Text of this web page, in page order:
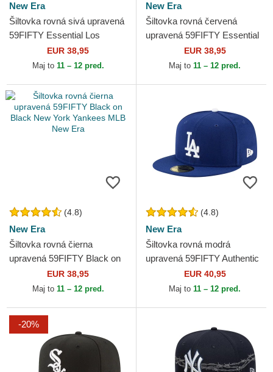
New Era
Šiltovka rovná sivá upravená
59FIFTY Essential Los
Angeles Dodgers MLB New
EUR 38,95
Maj to 11 – 12 pred.
New Era
Šiltovka rovná červená
upravená 59FIFTY Essential
New York Yankees MLB New
EUR 38,95
Maj to 11 – 12 pred.
(4.8)
New Era
Šiltovka rovná čierna
upravená 59FIFTY Black on
Black New York Yankees
MLB New Era
EUR 38,95
Maj to 11 – 12 pred.
(4.8)
New Era
Šiltovka rovná modrá
upravená 59FIFTY Authentic
On Field Game Los Angeles
Dodgers MLB New Era
EUR 40,95
Maj to 11 – 12 pred.
-20%